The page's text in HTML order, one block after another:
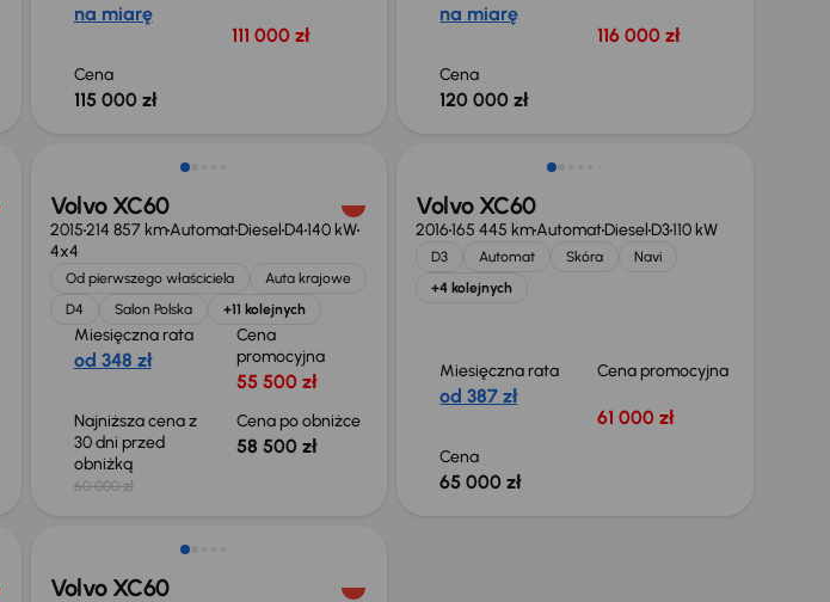
na miarę
111 000 zł
Cena
115 000 zł
na miarę
116 000 zł
Cena
120 000 zł
Taniej o 1 500 zł
Volvo XC60
2015214 857 kmAutomatDieselD4140 kW
4x4
Od pierwszego właściciela
Auta krajowe
D4
Salon Polska +11 kolejnych
Miesięczna rata
od 348 zł
Cena
promocyjna
55 500 zł
Najniższa cena z
30 dni przed
obniżką
60 000 zł
Cena po obniżce
58 500 zł
Volvo XC60
2016165 445 kmAutomatDieselD3110 kW
D3 Automat Skóra
Navi
+4 kolejnych
Miesięczna rata
od 387 zł
Cena promocyjna
61 000 zł
Cena
65 000 zł
Taniej o 500 zł
Volvo XC60